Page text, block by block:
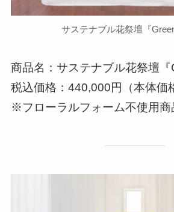
サステナブル花祭壇『
商品名：サステナブル花祭壇『
税込価格：440,000円（本体価
※フローラルフォーム不使用商